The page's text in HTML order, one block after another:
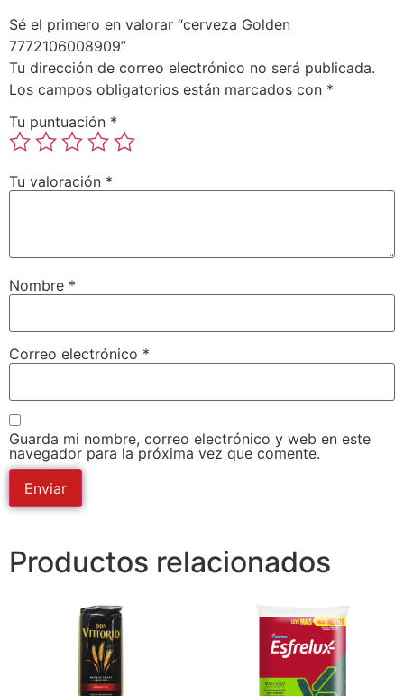
Sé el primero en valorar “cerveza Golden
7772106008909”
Tu dirección de correo electrónico no será publicada.
Los campos obligatorios están marcados con *
Tu puntuación *
Tu valoración *
Nombre *
Correo electrónico *
Guarda mi nombre, correo electrónico y web en este
navegador para la próxima vez que comente.
Productos relacionados